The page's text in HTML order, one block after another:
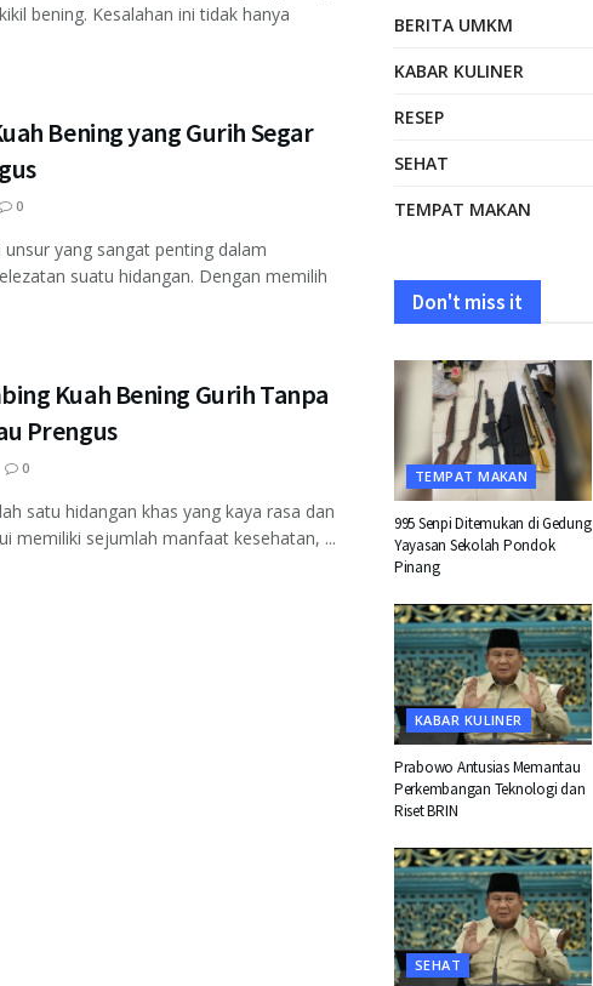
bening. Kesalahan ini tidak hanya
Bening yang Gurih Segar
0
yang sangat penting dalam
suatu hidangan. Dengan memilih
Kuah Bening Gurih Tanpa
Prengus
0
satu hidangan khas yang kaya rasa dan
memiliki sejumlah manfaat kesehatan, ...
BERITA UMKM
KABAR KULINER
RESEP
SEHAT
TEMPAT MAKAN
Don't miss it
TEMPAT MAKAN
995 Senpi Ditemukan di Gedung
Yayasan Sekolah Pondok
Pinang
KABAR KULINER
Prabowo Antusias Memantau
Perkembangan Teknologi dan
Riset BRIN
SEHAT